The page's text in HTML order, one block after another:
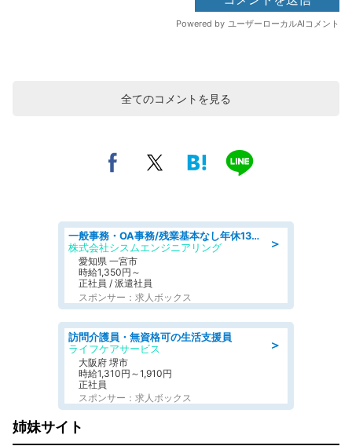
全てのコメントを見る
＞
一般事務・OA事務/残業基本なし年休130日社保完備の一般・調達事務
株式会社シスムエンジニアリング
愛知県 一宮市
時給1,350円～
正社員 / 派遣社員
スポンサー：求人ボックス
＞
訪問介護員・無資格可の生活支援員
ライフケアサービス
大阪府 堺市
時給1,310円～1,910円
正社員
スポンサー：求人ボックス
姉妹サイト